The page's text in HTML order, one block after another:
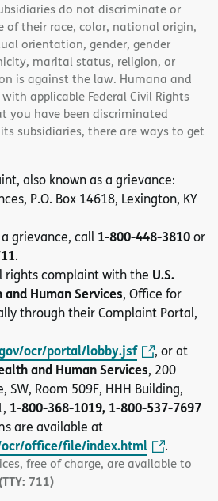
do not discriminate or
of their race, color, national origin,
orientation, gender, gender
marital status, religion, or
is against the law. Humana and
applicable Federal Civil Rights
you have been discriminated
subsidiaries, there are ways to get
also known as a grievance:
P.O. Box 14618, Lexington, KY
grievance, call 1-800-448-3810or
.
rights complaint with the U.S.
Human Services, Office for
through their Complaint Portal,
ocr/portal/lobby.jsf , or at
and Human Services, 200
SW, Room 509F, HHH Building,
1-800-368-1019, 1-800-537-7697
are available at
office/file/index.html .
free of charge, are available to
711)